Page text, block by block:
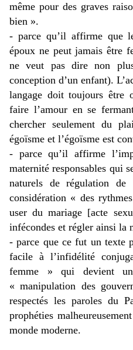
même pour des graves
bien ».
- parce qu’il affirme que
époux ne peut jamais être
ne veut pas dire non
conception d’un enfant).
langage doit toujours être
faire l’amour en se
chercher seulement du
égoïsme et l’égoïsme est
- parce qu’il affirme
maternité responsables qui
naturels de régulation de
considération « des
user du mariage [acte
infécondes et régler ainsi
- parce que ce fut un texte
facile à l’infidélité
femme » qui devient
« manipulation des
respectés les paroles du
prophéties
monde moderne.